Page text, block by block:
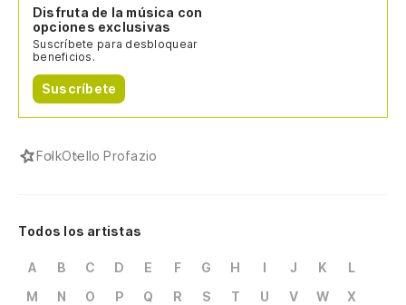
Disfruta de la música con
opciones exclusivas
Suscríbete para desbloquear
beneficios.
Suscríbete
FolkOtello Profazio
Todos los artistas
A B C D E F G H I J K
L
M
N O P Q R S T U V W
X